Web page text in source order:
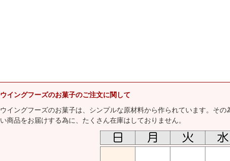
ウイングフーズのお菓子のご注文に関して
ウイングフーズのお菓子は、シンプルな原材料から作られています。そ
い商品をお届けする為に、たくさん在庫はしておりません。